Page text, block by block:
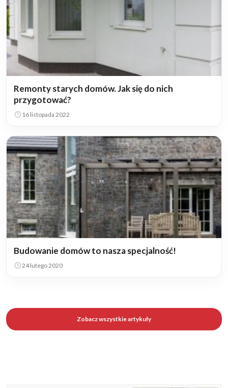
Remonty starych domów. Jak się do nich
przygotować?
16 listopada 2022
Budowanie domów to nasza specjalność!
24 lutego 2020
Zobacz wszystkie artykuły